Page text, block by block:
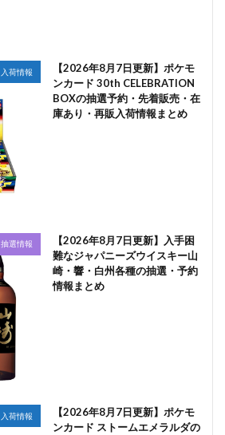
入荷情報
【2026年8月7日更新】ポケモ
ンカード 30th CELEBRATION
BOXの抽選予約・先着販売・在
庫あり・再販入荷情報まとめ
抽選情報
【2026年8月7日更新】入手困
難なジャパニーズウイスキー山
崎・響・白州各種の抽選・予約
情報まとめ
入荷情報
【2026年8月7日更新】ポケモ
ンカード ストームエメラルダの